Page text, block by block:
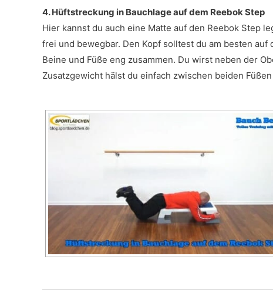
4. Hüftstreckung in Bauchlage auf dem Reebok Step
Hier kannst du auch eine Matte auf den Reebok Step
frei und bewegbar. Den Kopf solltest du am besten
Beine und Füße eng zusammen. Du wirst neben der
Zusatzgewicht hälst du einfach zwischen beiden